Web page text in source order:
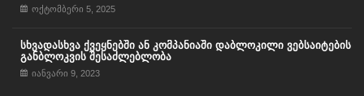
ოქტომბერი 5, 2025
სხვადასხვა ქვეყნებში ან კომპანიაში დაბლოკილი ვებსაიტების
განბლოკვის შესაძლებლობა
იანვარი 9, 2023